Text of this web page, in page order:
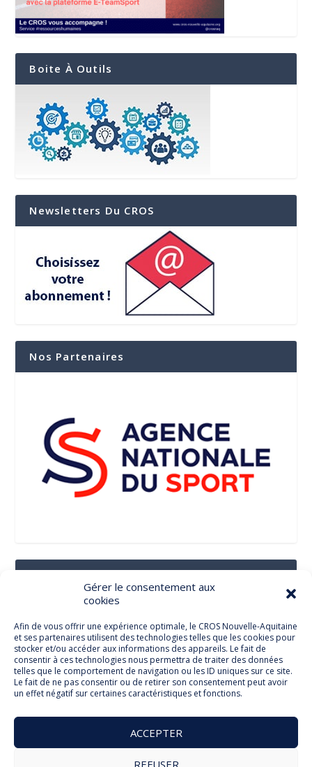
Gérer le consentement aux
cookies
Afin de vous offrir une expérience optimale, le CROS Nouvelle-Aquitaine
et ses partenaires utilisent des technologies telles que les cookies pour
stocker et/ou accéder aux informations des appareils. Le fait de
consentir à ces technologies nous permettra de traiter des données
telles que le comportement de navigation ou les ID uniques sur ce site.
Le fait de ne pas consentir ou de retirer son consentement peut avoir
un effet négatif sur certaines caractéristiques et fonctions.
ACCEPTER
REFUSER
Boite À Outils
Newsletters Du CROS
Nos Partenaires
Suivez-Nous Sur Les Réseaux Sociaux
Facebook